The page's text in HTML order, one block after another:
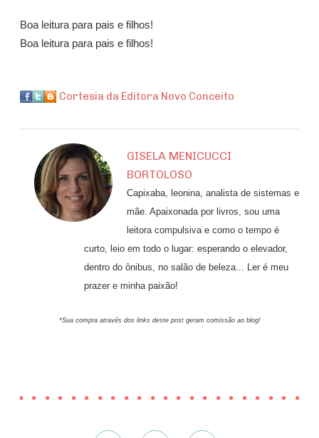
Boa leitura para pais e filhos!
Boa leitura para pais e filhos!
Cortesia da Editora Novo Conceito
GISELA MENICUCCI
BORTOLOSO
Capixaba, leonina, analista de sistemas e
mãe. Apaixonada por livros, sou uma
leitora compulsiva e como o tempo é
curto, leio em todo o lugar: esperando o elevador,
dentro do ônibus, no salão de beleza... Ler é meu
prazer e minha paixão!
*Sua compra através dos links deste post geram comissão ao blog!